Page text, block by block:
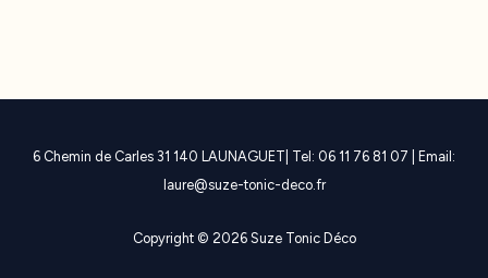
6 Chemin de Carles 31 140 LAUNAGUET| Tel: 06 11 76 81 07 | Email:
laure@suze-tonic-deco.fr
Copyright © 2026 Suze Tonic Déco